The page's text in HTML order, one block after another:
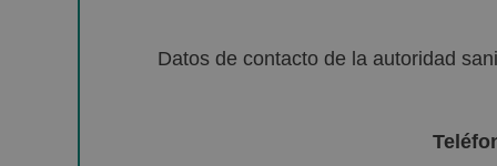
Datos de contacto de la autoridad